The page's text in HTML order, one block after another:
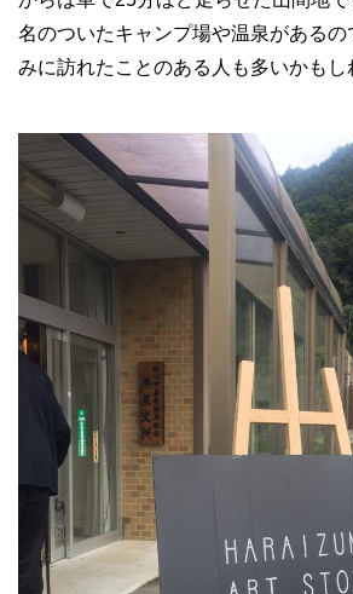
名のついたキャンプ場や温泉があるの
みに訪れたことのある人も多いかもし